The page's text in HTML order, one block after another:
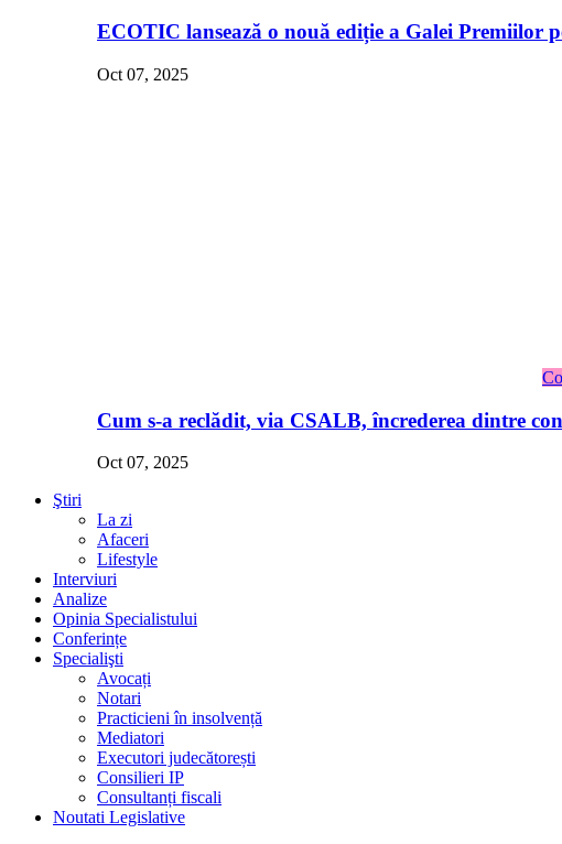
ECOTIC lansează o nouă ediție a Galei Premiilor
Oct 07, 2025
Cum s-a reclădit, via CSALB, încrederea dintre
Oct 07, 2025
Ştiri
La zi
Afaceri
Lifestyle
Interviuri
Analize
Opinia Specialistului
Conferințe
Specialişti
Avocați
Notari
Practicieni în insolvență
Mediatori
Executori judecătorești
Consilieri IP
Consultanți fiscali
Noutati Legislative